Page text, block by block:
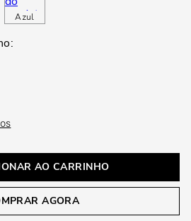
Azul
AO CARRINHO
AGORA